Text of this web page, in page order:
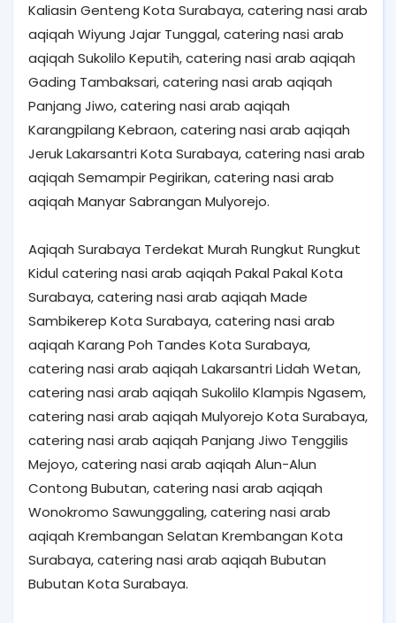
Kaliasin Genteng Kota Surabaya, catering nasi arab
aqiqah Wiyung Jajar Tunggal, catering nasi arab
aqiqah Sukolilo Keputih, catering nasi arab aqiqah
Gading Tambaksari, catering nasi arab aqiqah
Panjang Jiwo, catering nasi arab aqiqah
Karangpilang Kebraon, catering nasi arab aqiqah
Jeruk Lakarsantri Kota Surabaya, catering nasi arab
aqiqah Semampir Pegirikan, catering nasi arab
aqiqah Manyar Sabrangan Mulyorejo.
Aqiqah Surabaya Terdekat Murah Rungkut Rungkut
Kidul catering nasi arab aqiqah Pakal Pakal Kota
Surabaya, catering nasi arab aqiqah Made
Sambikerep Kota Surabaya, catering nasi arab
aqiqah Karang Poh Tandes Kota Surabaya,
catering nasi arab aqiqah Lakarsantri Lidah Wetan,
catering nasi arab aqiqah Sukolilo Klampis Ngasem,
catering nasi arab aqiqah Mulyorejo Kota Surabaya,
catering nasi arab aqiqah Panjang Jiwo Tenggilis
Mejoyo, catering nasi arab aqiqah Alun-Alun
Contong Bubutan, catering nasi arab aqiqah
Wonokromo Sawunggaling, catering nasi arab
aqiqah Krembangan Selatan Krembangan Kota
Surabaya, catering nasi arab aqiqah Bubutan
Bubutan Kota Surabaya.